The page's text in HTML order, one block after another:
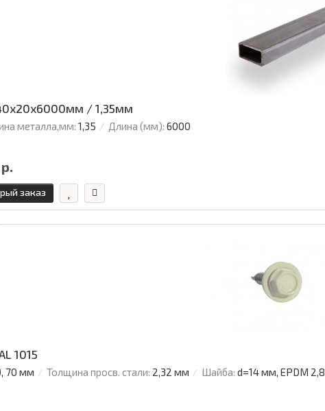
/ 1,35мм
металла,мм: 1,35 Длина (мм): 6000
заказ
1015
70 мм Толщина просв. стали: 2,32 мм Шайба: d=14 мм, EPDM 2,8